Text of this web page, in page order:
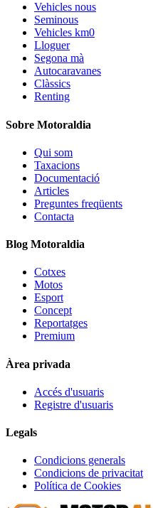
Vehicles nous
Seminous
Vehicles km0
Lloguer
Segona mà
Autocaravanes
Clàssics
Renting
Sobre Motoraldia
Qui som
Taxacions
Documentació
Articles
Preguntes freqüents
Contacta
Blog Motoraldia
Cotxes
Motos
Esport
Concept
Reportatges
Premium
Àrea privada
Accés d'usuaris
Registre d'usuaris
Legals
Condicions generals
Condicions de privacitat
Política de Cookies